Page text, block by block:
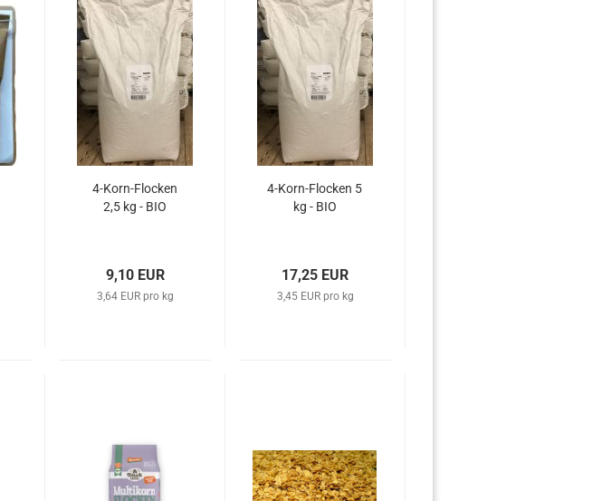
4-Korn-Flocken
2,5 kg - BIO
9,10 EUR
3,64 EUR pro kg
4-Korn-Flocken 5
kg - BIO
17,25 EUR
3,45 EUR pro kg